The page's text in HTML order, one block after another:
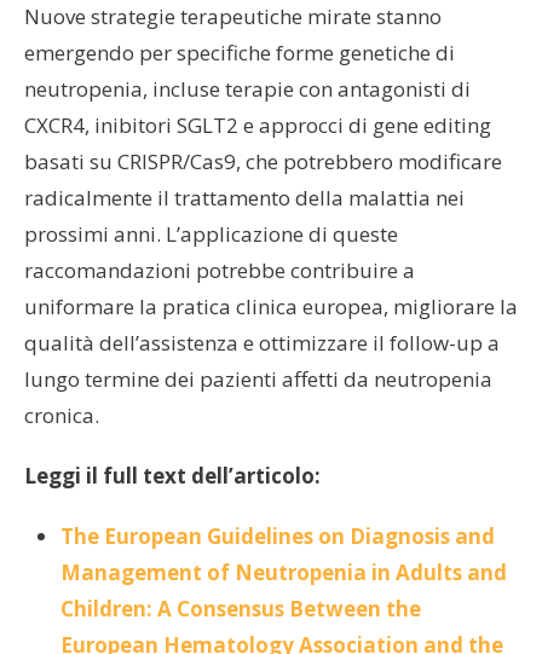
Nuove strategie terapeutiche mirate stanno
emergendo per specifiche forme genetiche di
neutropenia, incluse terapie con antagonisti di
CXCR4, inibitori SGLT2 e approcci di gene editing
basati su CRISPR/Cas9, che potrebbero modificare
radicalmente il trattamento della malattia nei
prossimi anni. L’applicazione di queste
raccomandazioni potrebbe contribuire a
uniformare la pratica clinica europea, migliorare la
qualità dell’assistenza e ottimizzare il follow-up a
lungo termine dei pazienti affetti da neutropenia
cronica.
Leggi il full text dell’articolo:
The European Guidelines on Diagnosis and
Management of Neutropenia in Adults and
Children: A Consensus Between the
European Hematology Association and the